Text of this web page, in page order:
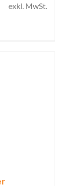
exkl. MwSt.